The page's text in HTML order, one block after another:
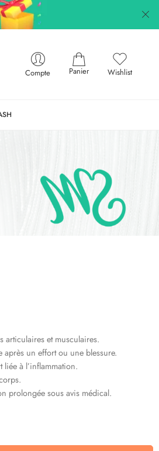
Compte Panier Wishlist
et musculaires.
un effort ou une blessure.
à l’inflammation.
prolongée sous avis médical.